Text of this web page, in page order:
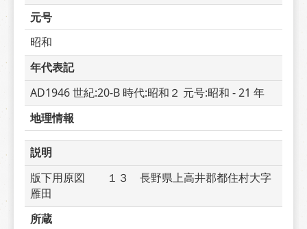
元号
昭和
年代表記
AD1946 世紀:20-B 時代:昭和２ 元号:昭和 - 21 年
地理情報
説明
版下用原図　　１３　長野県上高井郡都住村大字
雁田
所蔵